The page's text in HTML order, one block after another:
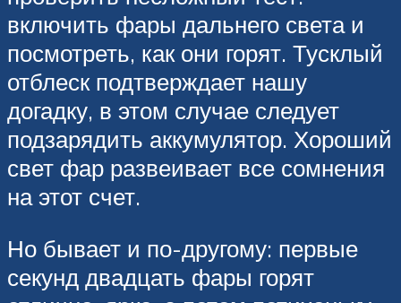
включить фары дальнего света и
посмотреть, как они горят. Тусклый
отблеск подтверждает нашу
догадку, в этом случае следует
подзарядить аккумулятор. Хороший
свет фар развеивает все сомнения
на этот счет.
Но бывает и по-другому: первые
секунд двадцать фары горят